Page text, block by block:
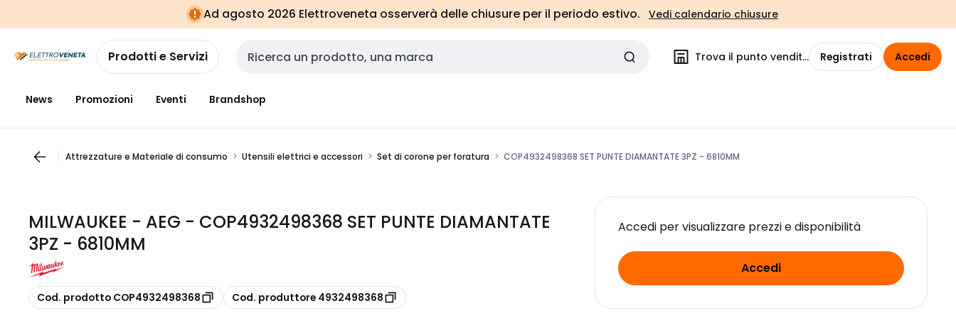
navigazionealla
pagina
Ad agosto 2026 Elettroveneta osserverà delle chiusure per il periodo estivo. Vedi calendario chiusure
Prodotti e Servizi Cerca input Trova il punto vendita Registrati Accedi
News Promozioni Eventi Brandshop
Attrezzature e Materiale di consumo Utensili elettrici e accessori Set di corone per foratura COP4932498368 SET PUNTE DIAMANTATE 3PZ - 6810MM
MILWAUKEE - AEG - COP4932498368 SET PUNTE DIAMANTATE
3PZ - 6810MM
copia
Cod. prodotto COP4932498368 copia
Cod. produttore 4932498368
Accedi per visualizzare prezzi e disponibilità
Accedi